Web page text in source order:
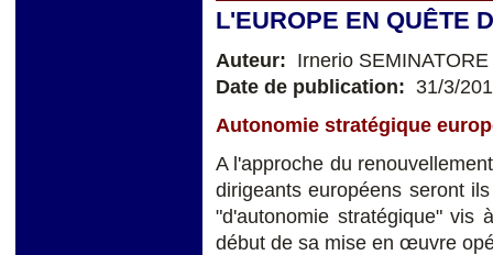
L'EUROPE EN QUÊTE
Auteur: Irnerio SEMINATORE
Date de publication: 31/3/
Autonomie stratégique
A l'approche du
dirigeants européens seront
"d'autonomie stratégique" vis
début de sa mise en œuvre